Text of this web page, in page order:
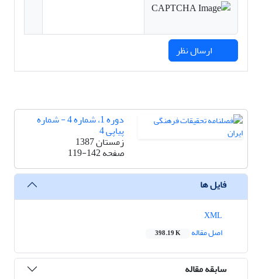
دوره 1، شماره 4 - شماره
پیاپی 4
زمستان 1387
صفحه119-142
فایل ها
اصل مقاله
398.19 K
سابقه مقاله